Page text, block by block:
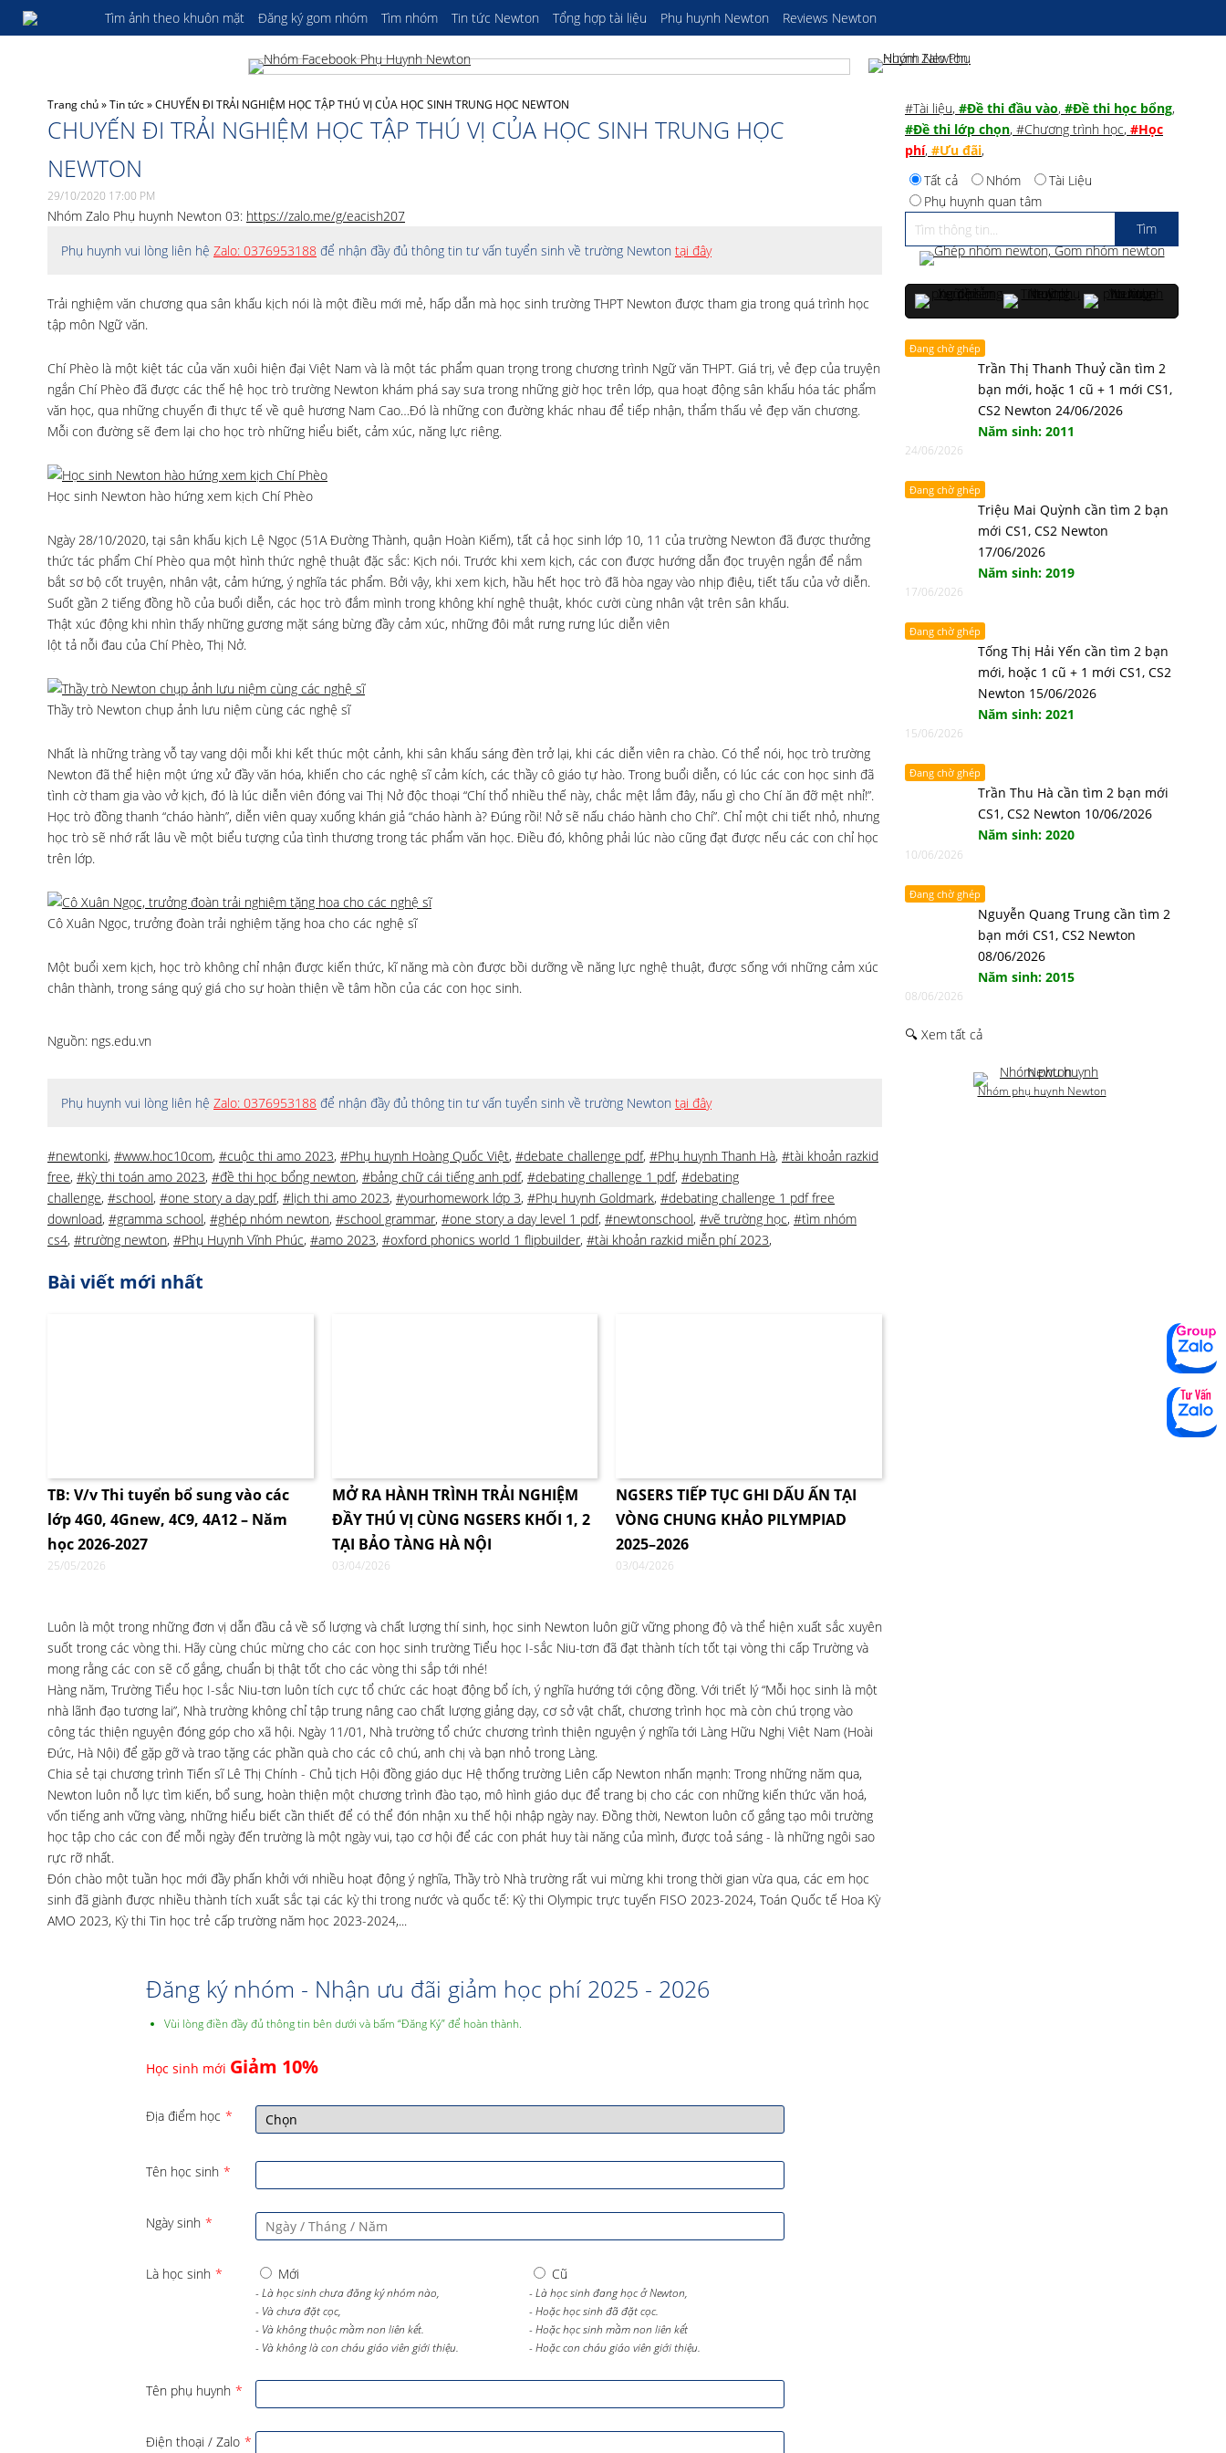
Tìm ảnh theo khuôn mặt Đăng ký gom nhóm Tìm nhóm Tin tức Newton Tổng hợp tài liệu Phụ huynh Newton Reviews Newton
Trang chủ»Tin tức»CHUYẾN ĐI TRẢI NGHIỆM HỌC TẬP THÚ VỊ CỦA HỌC SINH TRUNG HỌC NEWTON
CHUYẾN ĐI TRẢI NGHIỆM HỌC TẬP THÚ VỊ CỦA HỌC SINH TRUNG HỌC
NEWTON
29/10/2020 17:00 PM
Nhóm Zalo Phụ huynh Newton 03: https://zalo.me/g/eacish207
Phụ huynh vui lòng liên hệ Zalo: 0376953188 để nhận đầy đủ thông tin tư vấn tuyển sinh về trường Newton tại đây
Trải nghiệm văn chương qua sân khấu kịch nói là một điều mới mẻ, hấp dẫn mà học sinh trường THPT Newton được tham gia trong quá trình học
tập môn Ngữ văn.
Chí Phèo là một kiệt tác của văn xuôi hiện đại Việt Nam và là một tác phẩm quan trọng trong chương trình Ngữ văn THPT. Giá trị, vẻ đẹp của truyện
ngắn Chí Phèo đã được các thế hệ học trò trường Newton khám phá say sưa trong những giờ học trên lớp, qua hoạt động sân khấu hóa tác phẩm
văn học, qua những chuyến đi thực tế về quê hương Nam Cao…Đó là những con đường khác nhau để tiếp nhận, thẩm thấu vẻ đẹp văn chương.
Mỗi con đường sẽ đem lại cho học trò những hiểu biết, cảm xúc, năng lực riêng.
Học sinh Newton hào hứng xem kịch Chí Phèo
Ngày 28/10/2020, tại sân khấu kịch Lệ Ngọc (51A Đường Thành, quận Hoàn Kiếm), tất cả học sinh lớp 10, 11 của trường Newton đã được thưởng
thức tác phẩm Chí Phèo qua một hình thức nghệ thuật đặc sắc: Kịch nói. Trước khi xem kịch, các con được hướng dẫn đọc truyện ngắn để nắm
bắt sơ bộ cốt truyện, nhân vật, cảm hứng, ý nghĩa tác phẩm. Bởi vậy, khi xem kịch, hầu hết học trò đã hòa ngay vào nhịp điệu, tiết tấu của vở diễn.
Suốt gần 2 tiếng đồng hồ của buổi diễn, các học trò đắm mình trong không khí nghệ thuật, khóc cười cùng nhân vật trên sân khấu.
Thật xúc động khi nhìn thấy những gương mặt sáng bừng đầy cảm xúc, những đôi mắt rưng rưng lúc diễn viên
lột tả nỗi đau của Chí Phèo, Thị Nở.
Thầy trò Newton chụp ảnh lưu niệm cùng các nghệ sĩ
Nhất là những tràng vỗ tay vang dội mỗi khi kết thúc một cảnh, khi sân khấu sáng đèn trở lại, khi các diễn viên ra chào. Có thể nói, học trò trường
Newton đã thể hiện một ứng xử đầy văn hóa, khiến cho các nghệ sĩ cảm kích, các thầy cô giáo tự hào. Trong buổi diễn, có lúc các con học sinh đã
tình cờ tham gia vào vở kịch, đó là lúc diễn viên đóng vai Thị Nở độc thoại “Chí thổ nhiều thế này, chắc mệt lắm đây, nấu gì cho Chí ăn đỡ mệt nhỉ!”.
Học trò đồng thanh “cháo hành”, diễn viên quay xuống khán giả “cháo hành à? Đúng rồi! Nở sẽ nấu cháo hành cho Chí”. Chỉ một chi tiết nhỏ, nhưng
học trò sẽ nhớ rất lâu về một biểu tượng của tình thương trong tác phẩm văn học. Điều đó, không phải lúc nào cũng đạt được nếu các con chỉ học
trên lớp.
Cô Xuân Ngọc, trưởng đoàn trải nghiệm tặng hoa cho các nghệ sĩ
Một buổi xem kịch, học trò không chỉ nhận được kiến thức, kĩ năng mà còn được bồi dưỡng về năng lực nghệ thuật, được sống với những cảm xúc
chân thành, trong sáng quý giá cho sự hoàn thiện về tâm hồn của các con học sinh.
Nguồn: ngs.edu.vn
Phụ huynh vui lòng liên hệ Zalo: 0376953188 để nhận đầy đủ thông tin tư vấn tuyển sinh về trường Newton tại đây
#newtonki, #www.hoc10com, #cuộc thi amo 2023, #Phụ huynh Hoàng Quốc Việt, #debate challenge pdf, #Phụ huynh Thanh Hà, #tài khoản razkid
free, #kỳ thi toán amo 2023, #đề thi học bổng newton, #bảng chữ cái tiếng anh pdf, #debating challenge 1 pdf, #debating
challenge, #school, #one story a day pdf, #lịch thi amo 2023, #yourhomework lớp 3, #Phụ huynh Goldmark, #debating challenge 1 pdf free
download, #gramma school, #ghép nhóm newton, #school grammar, #one story a day level 1 pdf, #newtonschool, #vẽ trường học, #tìm nhóm
cs4, #trường newton, #Phụ Huynh Vĩnh Phúc, #amo 2023, #oxford phonics world 1 flipbuilder, #tài khoản razkid miễn phí 2023,
Bài viết mới nhất
TB: V/v Thi tuyển bổ sung vào các
lớp 4G0, 4Gnew, 4C9, 4A12 – Năm
học 2026-2027
25/05/2026
MỞ RA HÀNH TRÌNH TRẢI NGHIỆM
ĐẦY THÚ VỊ CÙNG NGSERS KHỐI 1, 2
TẠI BẢO TÀNG HÀ NỘI
03/04/2026
NGSERS TIẾP TỤC GHI DẤU ẤN TẠI
VÒNG CHUNG KHẢO PILYMPIAD
2025–2026
03/04/2026
Luôn là một trong những đơn vị dẫn đầu cả về số lượng và chất lượng thí sinh, học sinh Newton luôn giữ vững phong độ và thể hiện xuất sắc xuyên
suốt trong các vòng thi. Hãy cùng chúc mừng cho các con học sinh trường Tiểu học I-sắc Niu-tơn đã đạt thành tích tốt tại vòng thi cấp Trường và
mong rằng các con sẽ cố gắng, chuẩn bị thật tốt cho các vòng thi sắp tới nhé!
Hàng năm, Trường Tiểu học I-sắc Niu-tơn luôn tích cực tổ chức các hoạt động bổ ích, ý nghĩa hướng tới cộng đồng. Với triết lý “Mỗi học sinh là một
nhà lãnh đạo tương lai”, Nhà trường không chỉ tập trung nâng cao chất lượng giảng dạy, cơ sở vật chất, chương trình học mà còn chú trọng vào
công tác thiện nguyện đóng góp cho xã hội. Ngày 11/01, Nhà trường tổ chức chương trình thiện nguyện ý nghĩa tới Làng Hữu Nghị Việt Nam (Hoài
Đức, Hà Nội) để gặp gỡ và trao tặng các phần quà cho các cô chú, anh chị và bạn nhỏ trong Làng.
Chia sẻ tại chương trình Tiến sĩ Lê Thị Chính - Chủ tịch Hội đồng giáo dục Hệ thống trường Liên cấp Newton nhấn mạnh: Trong những năm qua,
Newton luôn nỗ lực tìm kiến, bổ sung, hoàn thiện một chương trình đào tạo, mô hình giáo dục để trang bị cho các con những kiến thức văn hoá,
vốn tiếng anh vững vàng, những hiểu biết cần thiết để có thể đón nhận xu thế hội nhập ngày nay. Đồng thời, Newton luôn cố gắng tạo môi trường
học tập cho các con để mỗi ngày đến trường là một ngày vui, tạo cơ hội để các con phát huy tài năng của mình, được toả sáng - là những ngôi sao
rực rỡ nhất.
Đón chào một tuần học mới đầy phấn khởi với nhiều hoạt động ý nghĩa, Thầy trò Nhà trường rất vui mừng khi trong thời gian vừa qua, các em học
sinh đã giành được nhiều thành tích xuất sắc tại các kỳ thi trong nước và quốc tế: Kỳ thi Olympic trực tuyến FISO 2023-2024, Toán Quốc tế Hoa Kỳ
AMO 2023, Kỳ thi Tin học trẻ cấp trường năm học 2023-2024,...
Đăng ký nhóm - Nhận ưu đãi giảm học phí 2025 - 2026
Vùi lòng điền đầy đủ thông tin bên dưới và bấm “Đăng Ký” để hoàn thành.
Học sinh mới Giảm 10%
Địa điểm học *
Tên học sinh *
Ngày sinh *
Là học sinh * Mới
- Là học sinh chưa đăng ký nhóm nào,
- Và chưa đặt cọc,
- Và không thuộc mầm non liên kết.
- Và không là con cháu giáo viên giới thiệu.
Cũ
- Là học sinh đang học ở Newton,
- Hoặc học sinh đã đặt cọc.
- Hoặc học sinh mầm non liên kết
- Hoặc con cháu giáo viên giới thiệu.
Tên phụ huynh *
Điện thoại / Zalo *
#Tài liệu, #Đề thi đầu vào, #Đề thi học bổng,
#Đề thi lớp chọn, #Chương trình học, #Học
phí, #Ưu đãi,
Tất cả
Nhóm
Tài Liệu
Phụ huynh quan tâm
Đang chờ ghép
Trần Thị Thanh Thuỷ cần tìm 2
bạn mới, hoặc 1 cũ + 1 mới CS1,
CS2 Newton 24/06/2026
Năm sinh: 2011
24/06/2026
Đang chờ ghép
Triệu Mai Quỳnh cần tìm 2 bạn
mới CS1, CS2 Newton
17/06/2026
Năm sinh: 2019
17/06/2026
Đang chờ ghép
Tống Thị Hải Yến cần tìm 2 bạn
mới, hoặc 1 cũ + 1 mới CS1, CS2
Newton 15/06/2026
Năm sinh: 2021
15/06/2026
Đang chờ ghép
Trần Thu Hà cần tìm 2 bạn mới
CS1, CS2 Newton 10/06/2026
Năm sinh: 2020
10/06/2026
Đang chờ ghép
Nguyễn Quang Trung cần tìm 2
bạn mới CS1, CS2 Newton
08/06/2026
Năm sinh: 2015
08/06/2026
🔍 Xem tất cả
Nhóm phụ huynh Newton